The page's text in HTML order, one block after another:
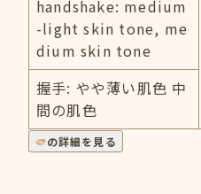
handshake: medium
-light skin tone, me
dium skin tone
握手: やや薄い肌色 中
間の肌色
の詳細を見る